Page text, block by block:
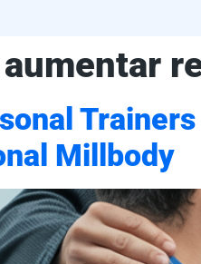
aumentar
Millbody